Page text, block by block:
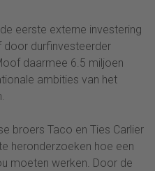
eerste externe investering
door durfinvesteerder
daarmee 6.5 miljoen
ambities van het
broers Taco en Ties Carlier
heronderzoeken hoe een
moeten werken. Door de